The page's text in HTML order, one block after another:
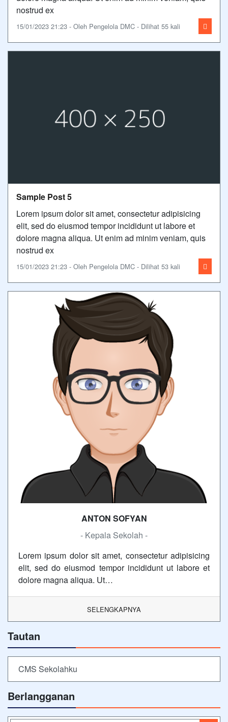
nostrud ex
15/01/2023 21:23 - Oleh Pengelola DMC - Dilihat 55 kali
Sample Post 5
Lorem ipsum dolor sit amet, consectetur adipisicing
elit, sed do eiusmod tempor incididunt ut labore et
dolore magna aliqua. Ut enim ad minim veniam, quis
nostrud ex
15/01/2023 21:23 - Oleh Pengelola DMC - Dilihat 53 kali
ANTON SOFYAN
- Kepala Sekolah -
Lorem ipsum dolor sit amet, consectetur adipisicing
elit, sed do eiusmod tempor incididunt ut labore et
dolore magna aliqua. Ut…
SELENGKAPNYA
Tautan
CMS Sekolahku
Berlangganan